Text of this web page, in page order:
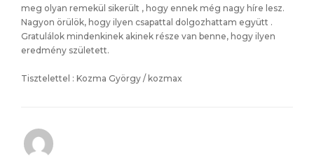
meg olyan remekül sikerült , hogy ennek még nagy híre lesz.
Nagyon örülök, hogy ilyen csapattal dolgozhattam együtt .
Gratulálok mindenkinek akinek része van benne, hogy ilyen
eredmény született.
Tisztelettel : Kozma György / kozmax